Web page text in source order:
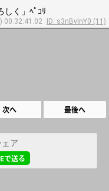
しく」ﾍﾟｺﾘ
00:32:41.02 ID: s3nBvlnY0 (11)
次へ 最後へ
ア
で送る